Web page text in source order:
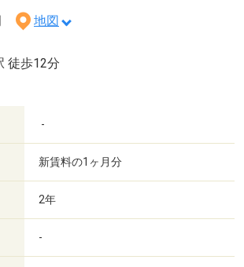
地図
徒歩12分
-
新賃料の1ヶ月分
2年
-